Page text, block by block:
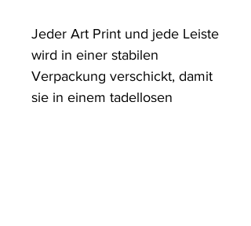
Jeder Art Print und jede Leiste
wird in einer stabilen
Verpackung verschickt, damit
sie in einem tadellosen